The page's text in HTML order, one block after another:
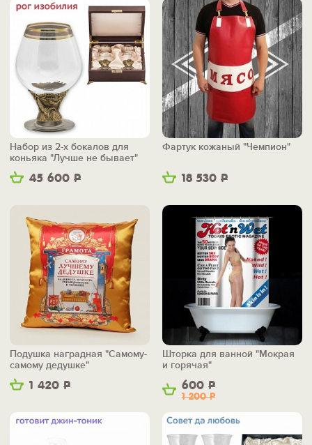
45 600 Р
Набор из 2-х бокалов для
коньяка "Лучше не бывает"
18 530 Р
Фартук кожаный "Чемпион"
1 420 Р
Подушка наградная "Самому-
самому дедушке"
600 Р
1 200Р
Шторка для ванной "Мокрая
и горячая"